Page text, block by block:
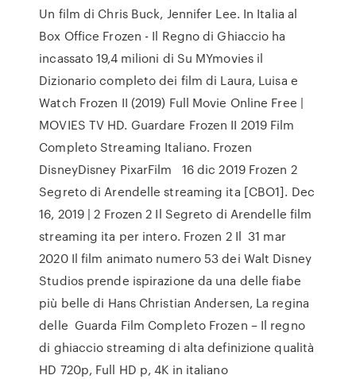
Un film di Chris Buck, Jennifer Lee. In Italia al
Box Office Frozen - Il Regno di Ghiaccio ha
incassato 19,4 milioni di Su MYmovies il
Dizionario completo dei film di Laura, Luisa e
Watch Frozen II (2019) Full Movie Online Free |
MOVIES TV HD. Guardare Frozen II 2019 Film
Completo Streaming Italiano. Frozen
DisneyDisney PixarFilm 16 dic 2019 Frozen 2
Segreto di Arendelle streaming ita [CBO1]. Dec
16, 2019 | 2 Frozen 2 Il Segreto di Arendelle film
streaming ita per intero. Frozen 2 Il 31 mar
2020 Il film animato numero 53 dei Walt Disney
Studios prende ispirazione da una delle fiabe
più belle di Hans Christian Andersen, La regina
delle Guarda Film Completo Frozen – Il regno
di ghiaccio streaming di alta definizione qualità
HD 720p, Full HD p, 4K in italiano